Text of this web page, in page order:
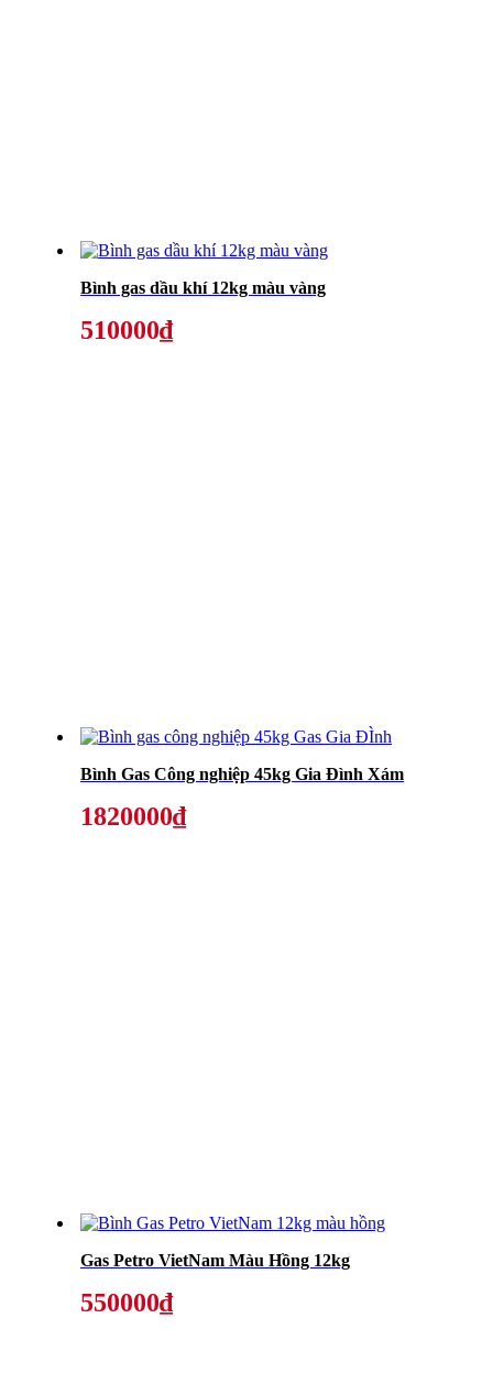
Bình gas dầu khí 12kg màu vàng
510000₫
Bình Gas Công nghiệp 45kg Gia Đình Xám
1820000₫
Gas Petro VietNam Màu Hồng 12kg
550000₫